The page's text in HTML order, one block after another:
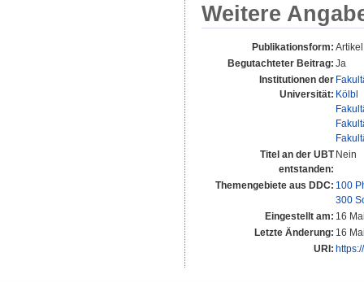
Weitere
Publikationsform:
Begutachteter Beitrag: Ja
Institutionen der
Universität: Kölbl
Titel an der UBT
entstanden:
Nein
Themengebiete aus DDC: 100
300
Eingestellt am: 16
Letzte Änderung: 16
URI: